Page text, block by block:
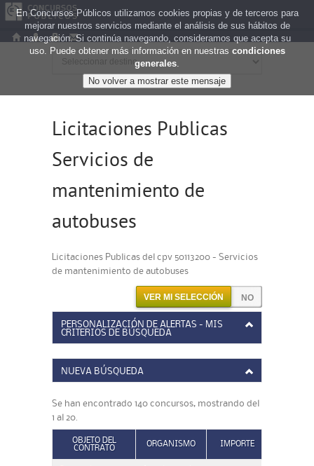
Licitaciones Publicas
Servicios de
mantenimiento de
autobuses
Licitaciones Publicas del cpv 50113200 - Servicios
de mantenimiento de autobuses
VER MI SELECCIÓN
PERSONALIZACIÓN DE ALERTAS - MIS
CRITERIOS DE BÚSQUEDA
NUEVA BÚSQUEDA
Se han encontrado 140 concursos, mostrando del
1 al 20.
OBJETO DEL
CONTRATO
ORGANISMO IMPORTE
En Concursos Públicos utilizamos cookies propias y de terceros para
mejorar nuestros servicios mediante el análisis de sus hábitos de
navegación. Si continúa navegando, consideramos que acepta su
uso. Puede obtener más información en nuestras condiciones
generales.